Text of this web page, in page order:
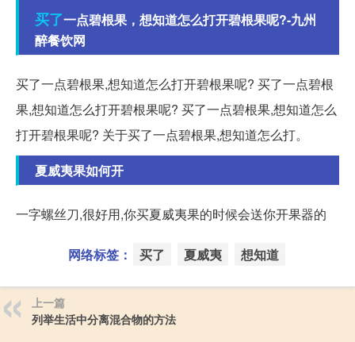
买了一点碧根果，想知道怎么打开碧根果呢?-九州
醉餐饮网
买了一点碧根果,想知道怎么打开碧根果呢? 买了一点碧根
果,想知道怎么打开碧根果呢? 买了一点碧根果,想知道怎么
打开碧根果呢? 关于买了一点碧根果,想知道怎么打。
夏威夷果如何开
一字螺丝刀,很好用,你买夏威夷果的时候会送你开果器的
网络标签： 买了 夏威夷 想知道
上一篇
列举生活中分离混合物的方法